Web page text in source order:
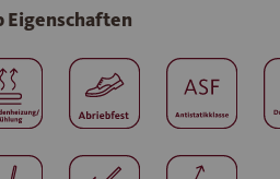
Eigenschaften